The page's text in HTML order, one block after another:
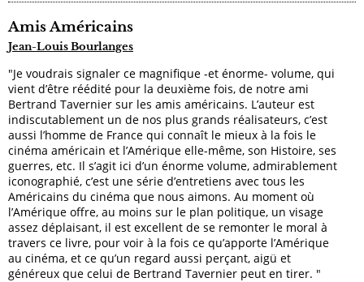
Amis Américains
Jean-Louis Bourlanges
"Je voudrais signaler ce magnifique -et énorme- volume, qui
vient d’être réédité pour la deuxième fois, de notre ami
Bertrand Tavernier sur les amis américains. L’auteur est
indiscutablement un de nos plus grands réalisateurs, c’est
aussi l’homme de France qui connaît le mieux à la fois le
cinéma américain et l’Amérique elle-même, son Histoire, ses
guerres, etc. Il s’agit ici d’un énorme volume, admirablement
iconographié, c’est une série d’entretiens avec tous les
Américains du cinéma que nous aimons. Au moment où
l’Amérique offre, au moins sur le plan politique, un visage
assez déplaisant, il est excellent de se remonter le moral à
travers ce livre, pour voir à la fois ce qu’apporte l’Amérique
au cinéma, et ce qu’un regard aussi perçant, aigü et
généreux que celui de Bertrand Tavernier peut en tirer. "